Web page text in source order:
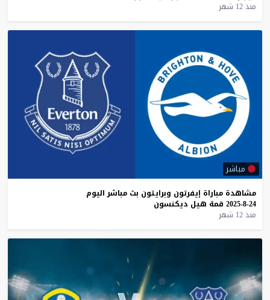
منذ 12 شهر
مباشر
مشاهدة مباراة إيفرتون وبرايتون بث مباشر اليوم
24-8-2025
قمة هيل ديكنسون
منذ 12 شهر